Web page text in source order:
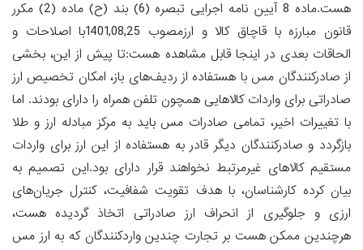
هست.ماده 8 آیین نامه اجرایی تبصره (6) بند (ح) ماده (2) مکرر
قانون مبارزه با قاچاق کالا و ارزمصوب 1401,08,25با اصلاحات و
الحاقات بعدی در اینجا قابل مشاهده هست:تا پیش از این، بخشی
از صادرکنندگان مس با هستفاده از ردیف‌های باز، امکان تخصیص ارز
صادراتی برای واردات کالاهایی همچون تلفن همراه را دارای بودند. اما
با تغییرات اخیر، تمامی صادرات مس باید به مرکز مبادله ارز و طلا
بازگردد و صادرکنندگان دیگر قادر به هستفاده از این ارز برای واردات
مستقیم کالاهای غیرمرتبط نخواهند قرار دارای بود.این تصمیم به
بیان کرده کارشناسان، با هدف تقویت شفافیت، کنترل جریان‌های
ارزی و جلوگیری از انحراف ارز صادراتی اتخاذ گردیده هست،
هرچندین ممکن هست بر تجارت چندین واردکنندگان که به ارز مس